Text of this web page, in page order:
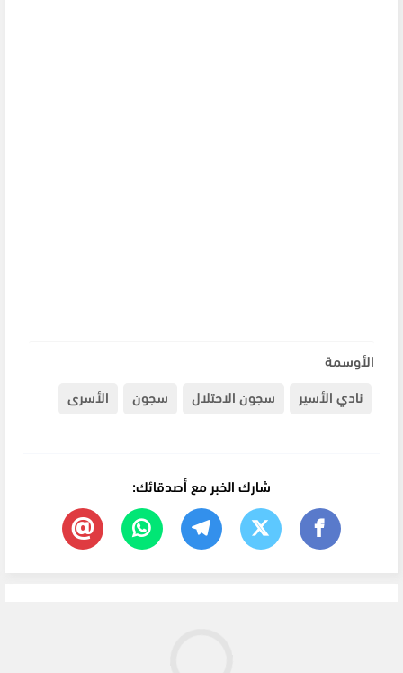
الأوسمة
نادي الأسير
سجون الاحتلال سجون الأسرى
شارك الخبر مع أصدقائك: